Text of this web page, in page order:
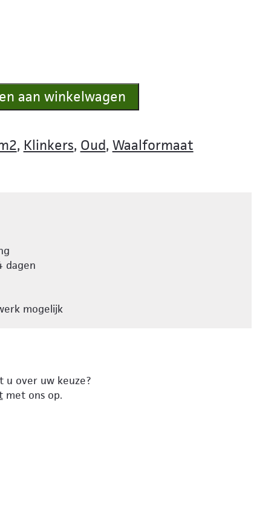
aan winkelwagen
, Klinkers, Oud, Waalformaat
dagen
mogelijk
over uw keuze?
met ons op.